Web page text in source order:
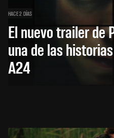
HACE 2 DÍAS
El nuevo trailer de
una de las
A24